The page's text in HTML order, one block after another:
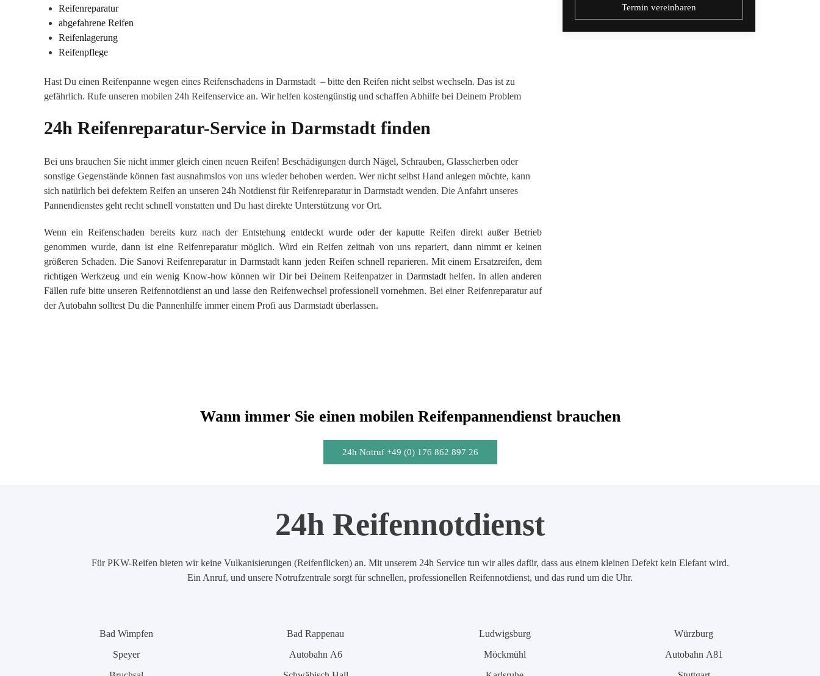
Reifenreparatur
abgefahrene Reifen
Reifenlagerung
Reifenpflege
Hast Du einen Reifenpanne wegen eines Reifenschadens in Darmstadt – bitte den Reifen nicht selbst wechseln. Das ist zu
gefährlich. Rufe unseren mobilen 24h Reifenservice an. Wir helfen kostengünstig und schaffen Abhilfe bei Deinem Problem
24h Reifenreparatur-Service in Darmstadt finden
Bei uns brauchen Sie nicht immer gleich einen neuen Reifen! Beschädigungen durch Nägel, Schrauben, Glasscherben oder
sonstige Gegenstände können fast ausnahmslos von uns wieder behoben werden. Wer nicht selbst Hand anlegen möchte, kann
sich natürlich bei defektem Reifen an unseren 24h Notdienst für Reifenreparatur in Darmstadt wenden. Die Anfahrt unseres
Pannendienstes geht recht schnell vonstatten und Du hast direkte Unterstützung vor Ort.
Wenn ein Reifenschaden bereits kurz nach der Entstehung entdeckt wurde oder der kaputte Reifen direkt außer Betrieb
genommen wurde, dann ist eine Reifenreparatur möglich. Wird ein Reifen zeitnah von uns repariert, dann nimmt er keinen
größeren Schaden. Die Sanovi Reifenreparatur in Darmstadt kann jeden Reifen schnell reparieren. Mit einem Ersatzreifen, dem
richtigen Werkzeug und ein wenig Know-how können wir Dir bei Deinem Reifenpatzer in Darmstadthelfen. In allen anderen
Fällen rufe bitte unseren Reifennotdienst an und lasse den Reifenwechsel professionell vornehmen. Bei einer Reifenreparatur auf
der Autobahn solltest Du die Pannenhilfe immer einem Profi aus Darmstadt überlassen.
Termin vereinbaren
Wann immer Sie einen mobilen Reifenpannendienst brauchen
24h Notruf +49 (0) 176 862 897 26
24h Reifennotdienst
Für PKW-Reifen bieten wir keine Vulkanisierungen (Reifenflicken) an. Mit unserem 24h Service tun wir alles dafür, dass aus einem kleinen Defekt kein Elefant wird.
Ein Anruf, und unsere Notrufzentrale sorgt für schnellen, professionellen Reifennotdienst, und das rund um die Uhr.
Bad Wimpfen
Speyer
Bad Rappenau
Autobahn A6
Ludwigsburg
Möckmühl
Würzburg
Autobahn A81